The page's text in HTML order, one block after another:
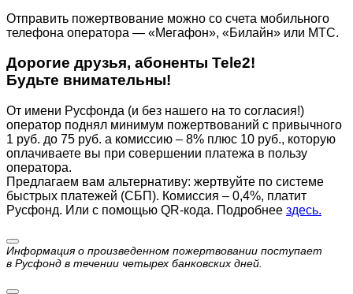
Отправить пожертвование можно со счета мобильного
телефона оператора — «Мегафон», «Билайн» или МТС.
Дорогие друзья, абоненты Tele2!
Будьте внимательны!
От имени Русфонда (и без нашего на то согласия!)
оператор поднял минимум пожертвований с привычного
1 руб. до 75 руб. а комиссию – 8% плюс 10 руб., которую
оплачиваете вы при совершении платежа в пользу
оператора.
Предлагаем вам альтернативу: жертвуйте по cистеме
быстрых платежей (СБП). Комиссия – 0,4%, платит
Русфонд. Или с помощью QR-кода. Подробнее здесь.
Информация о произведенном пожертвовании поступает
в Русфонд в течении четырех банковских дней.